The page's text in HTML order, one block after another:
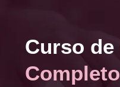
Curso de
Completo